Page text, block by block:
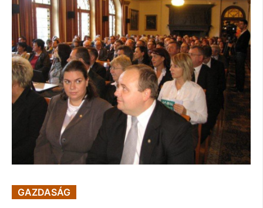
GAZDASÁG